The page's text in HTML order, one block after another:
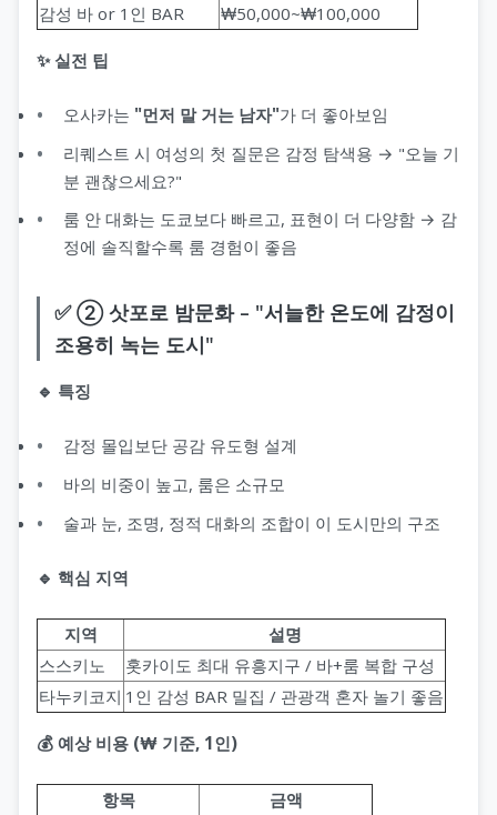
감성 바 or 1인 BAR
₩50,000~₩100,000
✨ 실전 팁
오사카는 "먼저 말 거는 남자"가 더 좋아보임
리퀘스트 시 여성의 첫 질문은 감정 탐색용 → "오늘 기
분 괜찮으세요?"
룸 안 대화는 도쿄보다 빠르고, 표현이 더 다양함 → 감
정에 솔직할수록 룸 경험이 좋음
✅ ② 삿포로 밤문화 – "서늘한 온도에 감정이
조용히 녹는 도시"
🔹 특징
감정 몰입보단 공감 유도형 설계
바의 비중이 높고, 룸은 소규모
술과 눈, 조명, 정적 대화의 조합이 이 도시만의 구조
🔹 핵심 지역
지역
설명
스스키노
홋카이도 최대 유흥지구 / 바+룸 복합 구성
타누키코지 1인 감성 BAR 밀집 / 관광객 혼자 놀기 좋음
💰 예상 비용 (₩ 기준, 1인)
항목 금액